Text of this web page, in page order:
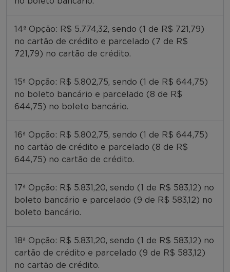
14ª Opção: R$ 5.774,32, sendo (1 de R$ 721,79)
no cartão de crédito e parcelado (7 de R$
721,79) no cartão de crédito.
15ª Opção: R$ 5.802,75, sendo (1 de R$ 644,75)
no boleto bancário e parcelado (8 de R$
644,75) no boleto bancário.
16ª Opção: R$ 5.802,75, sendo (1 de R$ 644,75)
no cartão de crédito e parcelado (8 de R$
644,75) no cartão de crédito.
17ª Opção: R$ 5.831,20, sendo (1 de R$ 583,12) no
boleto bancário e parcelado (9 de R$ 583,12) no
boleto bancário.
18ª Opção: R$ 5.831,20, sendo (1 de R$ 583,12) no
cartão de crédito e parcelado (9 de R$ 583,12)
no cartão de crédito.